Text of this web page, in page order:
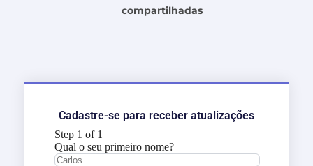
compartilhadas
Cadastre-se para receber atualizações